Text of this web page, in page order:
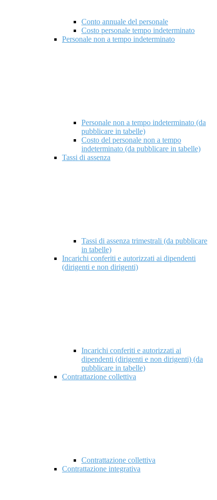
Conto annuale del personale
Costo personale tempo indeterminato
Personale non a tempo indeterminato
Personale non a tempo indeterminato (da
pubblicare in tabelle)
Costo del personale non a tempo
indeterminato (da pubblicare in tabelle)
Tassi di assenza
Tassi di assenza trimestrali (da pubblicare
in tabelle)
Incarichi conferiti e autorizzati ai dipendenti
(dirigenti e non dirigenti)
Incarichi conferiti e autorizzati ai
dipendenti (dirigenti e non dirigenti) (da
pubblicare in tabelle)
Contrattazione collettiva
Contrattazione collettiva
Contrattazione integrativa